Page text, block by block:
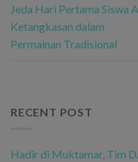
Jeda Hari Pertama Siswa
Ketangkasan dalam
Permainan Tradisional
RECENT POST
Hadir di Muktamar, Tim